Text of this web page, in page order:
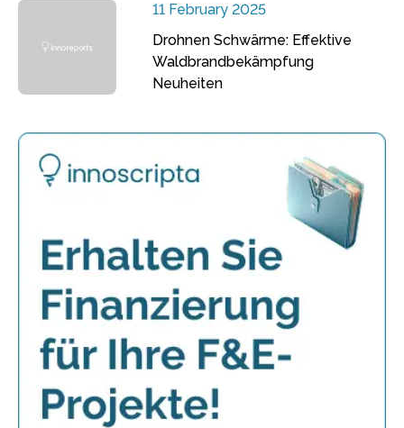
11 February 2025
Drohnen Schwärme: Effektive
Waldbrandbekämpfung
Neuheiten